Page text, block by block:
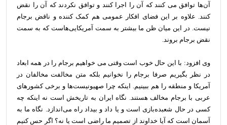
آن‌ها توافق می کنند که آن را اجرا کنند و توافق نکردند که آن را نقض
کنند. علاوه بر این فضای افکار عمومی هم کمک کننده و ناقض برجام
نیست. در این میان ظن ما بیشتر به سمت آمریکایی‌هاست که به سمت
نقض برجام بروند.
وی افزود: با این حال خوب است وقتی می خواهیم برجام را در همه ابعاد
در نظر بگیریم صرفا برجام را نخوانیم بلکه متن مخالفت مخالفان در
آمریکا و منطقه را هم ببینیم. اینکه چرا صهیونیست‌ها و برخی کشورهای
عربی با برجام مخالف هستند. نگاه ایران به تاریخش است نه اینکه چه
کسی در حال شعبده‌بازی است و یا داد و بیداد راه می‌اندازد. نگاه ما به
آسمان است که آیا خداوند از تصمیم ما راضی است یا نه؟ اگر حس کنیم